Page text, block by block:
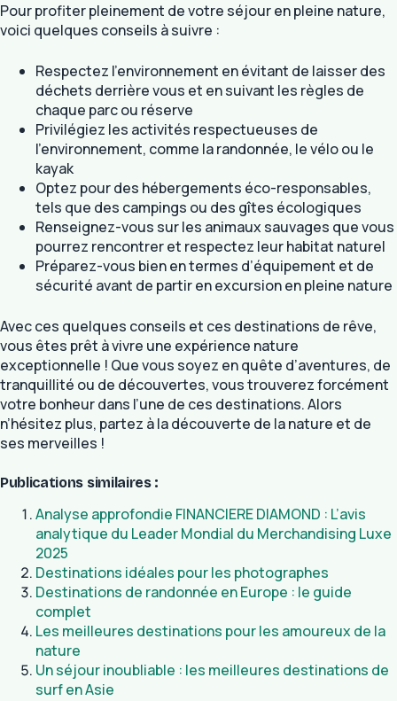
Pour profiter pleinement de votre séjour en pleine nature,
voici quelques conseils à suivre :
Respectez l’environnement en évitant de laisser des
déchets derrière vous et en suivant les règles de
chaque parc ou réserve
Privilégiez les activités respectueuses de
l’environnement, comme la randonnée, le vélo ou le
kayak
Optez pour des hébergements éco-responsables,
tels que des campings ou des gîtes écologiques
Renseignez-vous sur les animaux sauvages que vous
pourrez rencontrer et respectez leur habitat naturel
Préparez-vous bien en termes d’équipement et de
sécurité avant de partir en excursion en pleine nature
Avec ces quelques conseils et ces destinations de rêve,
vous êtes prêt à vivre une expérience nature
exceptionnelle ! Que vous soyez en quête d’aventures, de
tranquillité ou de découvertes, vous trouverez forcément
votre bonheur dans l’une de ces destinations. Alors
n’hésitez plus, partez à la découverte de la nature et de
ses merveilles !
Publications similaires :
Analyse approfondie FINANCIERE DIAMOND : L’avis
analytique du Leader Mondial du Merchandising Luxe
2025
Destinations idéales pour les photographes
Destinations de randonnée en Europe : le guide
complet
Les meilleures destinations pour les amoureux de la
nature
Un séjour inoubliable : les meilleures destinations de
surf en Asie